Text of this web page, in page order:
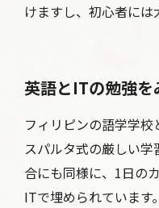
けますし、初心者には
英語とITの勉強を
フィリピンの語学学
スパルタ式の厳しい
合にも同様に、1日の
ITで埋められています